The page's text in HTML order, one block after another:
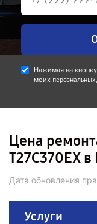
Нажимая на
моих
Цена
T27C370EX
Дата обновления
Услуги